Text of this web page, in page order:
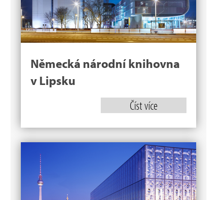
Německá národní knihovna
v Lipsku
Číst více